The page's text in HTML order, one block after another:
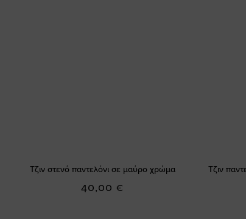
Τζιν στενό παντελόνι σε μαύρο χρώμα
40,00 €
Τζιν